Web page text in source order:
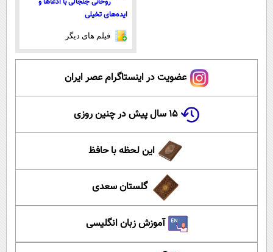
ایده‌های تخیلی
فیلم های دیگر
عضویت در اینستاگرام عصر ایران
۱۵ سال پیش در چنین روزی
این لحظه با حافظ
گلستان سعدی
آموزش زبان انگلیسی